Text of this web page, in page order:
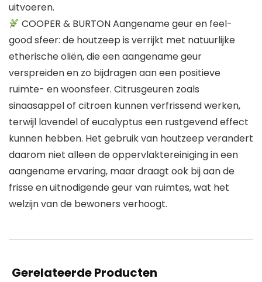
uitvoeren.
COOPER & BURTON Aangename geur en feel-
good sfeer: de houtzeep is verrijkt met natuurlijke
etherische oliën, die een aangename geur
verspreiden en zo bijdragen aan een positieve
ruimte- en woonsfeer. Citrusgeuren zoals
sinaasappel of citroen kunnen verfrissend werken,
terwijl lavendel of eucalyptus een rustgevend effect
kunnen hebben. Het gebruik van houtzeep verandert
daarom niet alleen de oppervlaktereiniging in een
aangename ervaring, maar draagt ook bij aan de
frisse en uitnodigende geur van ruimtes, wat het
welzijn van de bewoners verhoogt.
Gerelateerde Producten